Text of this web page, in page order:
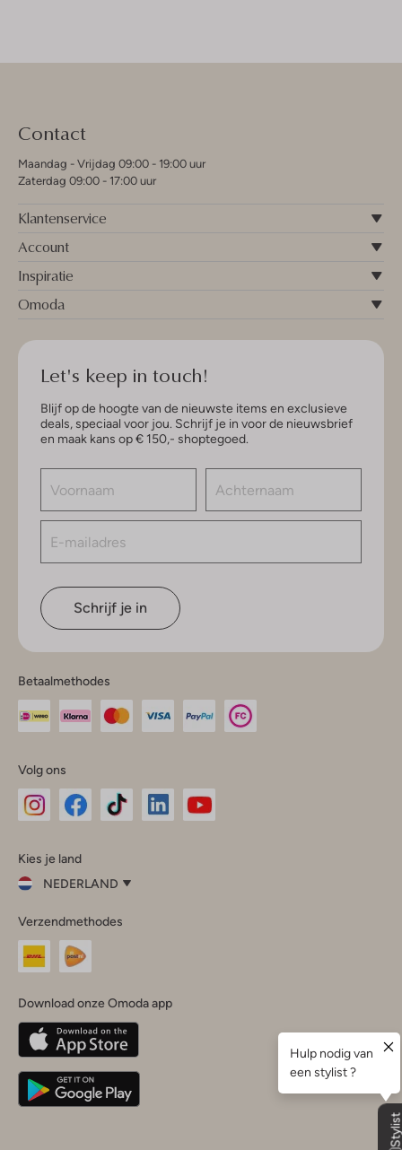
Contact
Maandag - Vrijdag 09:00 - 19:00 uur
Zaterdag 09:00 - 17:00 uur
Klantenservice
Account
Inspiratie
Omoda
Let's keep in touch!
Blijf op de hoogte van de nieuwste items en exclusieve
deals, speciaal voor jou. Schrijf je in voor de nieuwsbrief
en maak kans op € 150,- shoptegoed.
Schrijf je in
Betaalmethodes
Volg ons
InstagramFacebook
Kies je land
NEDERLAND
je
land
Nederland
Belgique(Français)
Deutschland
Verzendmethodes
Download onze Omoda app